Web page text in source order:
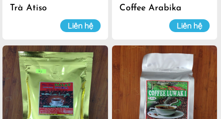
Trà Atiso
Liên hệ
Coffee Arabika
Liên hệ